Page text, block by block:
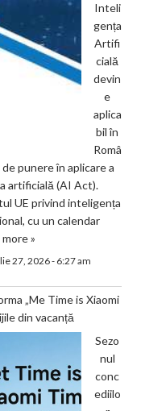
Inteli
gența
Artifi
cială
devin
e
aplica
bil în
Româ
punere în aplicare a
artificială (AI Act).
UE privind inteligența
cu un calendar
»
27, 2026 - 6:27 am
„Me Time is Xiaomi
din vacanță
Sezo
nul
conc
ediilo